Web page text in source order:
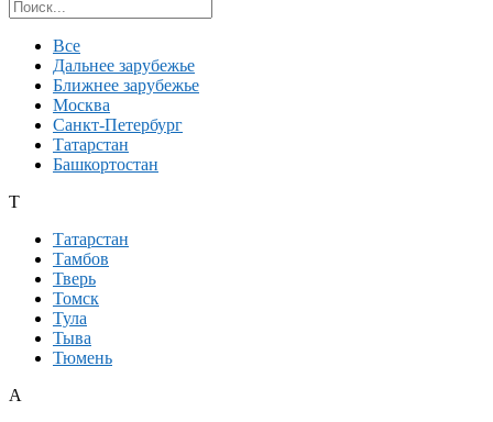
Все
Дальнее зарубежье
Ближнее зарубежье
Москва
Санкт-Петербург
Татарстан
Башкортостан
Т
Татарстан
Тамбов
Тверь
Томск
Тула
Тыва
Тюмень
А